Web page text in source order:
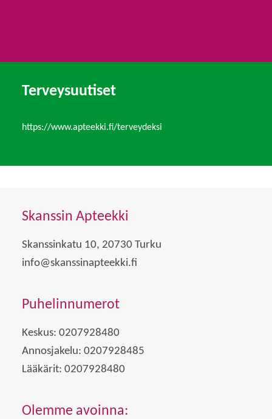
Terveysuutiset
https://www.apteekki.fi/terveydeksi
Skanssin Apteekki
Skanssinkatu 10, 20730 Turku
info@skanssinapteekki.fi
Puhelinnumerot
Keskus: 0207928480
Annosjakelu: 0207928485
Lääkärit: 0207928480
Olemme avoinna: